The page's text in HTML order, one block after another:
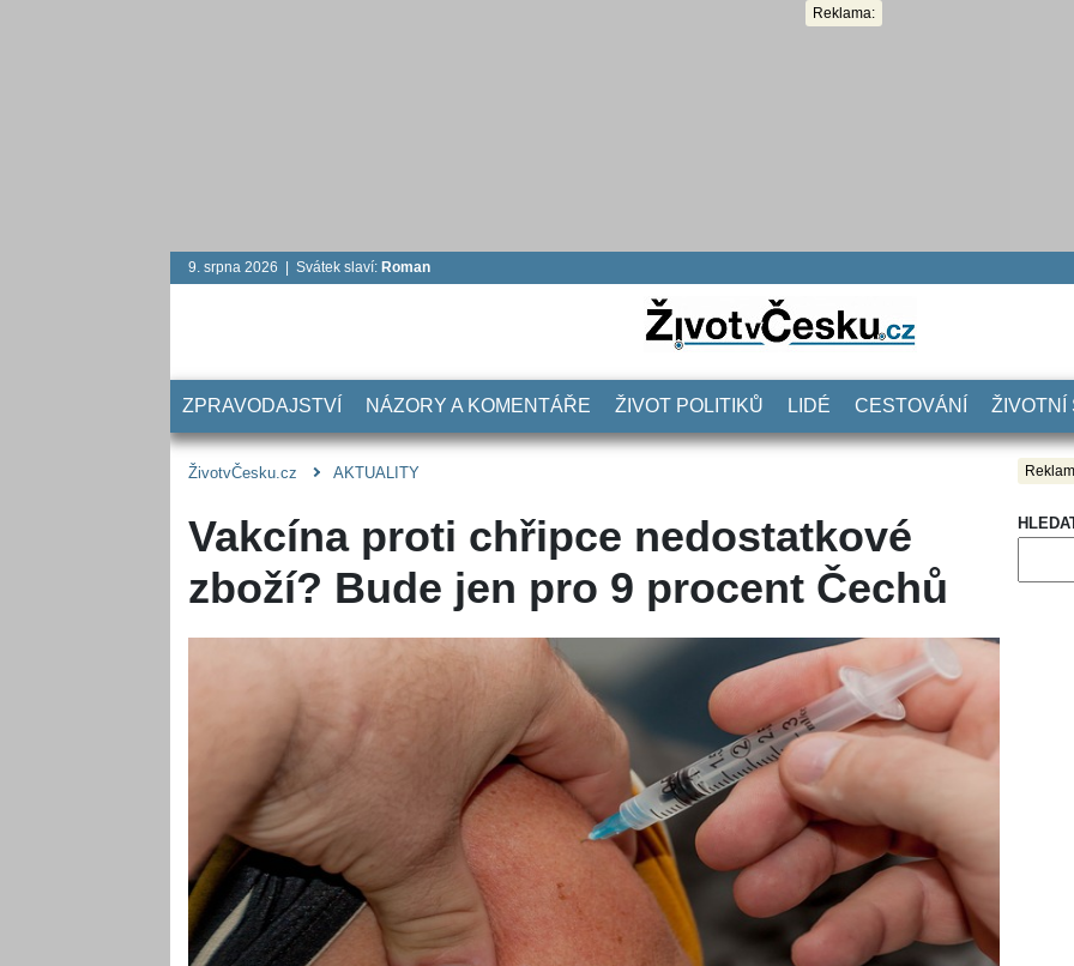
Reklama:
9. srpna 2026 | Svátek slaví: Roman
ZPRAVODAJSTVÍ NÁZORY A KOMENTÁŘE ŽIVOT POLITIKŮ LIDÉ CESTOVÁNÍ ŽIVOTNÍ
ŽivotvČesku.cz AKTUALITY
Vakcína proti chřipce nedostatkové
zboží? Bude jen pro 9 procent Čechů